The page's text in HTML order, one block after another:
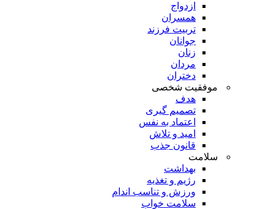
ازدواج
همسران
تربیت فرزند
جوانان
زنان
مردان
دختران
موفقیت شخصی
هدف
تصمیم گیری
اعتماد به نفس
امید و تلاش
قانون جذب
سلامت
بهداشت
رژیم و تغذیه
ورزش و تناسب اندام
سلامت خواب